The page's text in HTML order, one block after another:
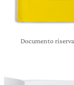
Documento